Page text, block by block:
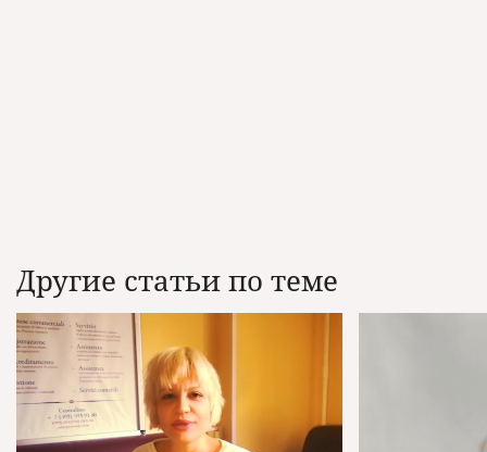
Другие статьи по теме